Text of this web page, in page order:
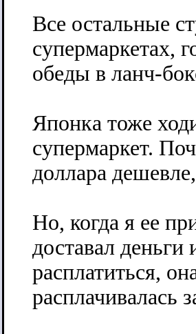
Все остальные
супермаркетах,
обеды в ланч-
Японка тоже
супермаркет.
доллара
Но, когда я ее
доставал деньги
расплатиться,
расплачивалась